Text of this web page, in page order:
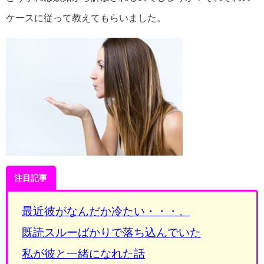
ケースに従って教えてもらいました。
注目記事
最近彼がなんだか冷たい・・・。
既読スルーばかりで落ち込んでいた
私が彼と一緒になれた話